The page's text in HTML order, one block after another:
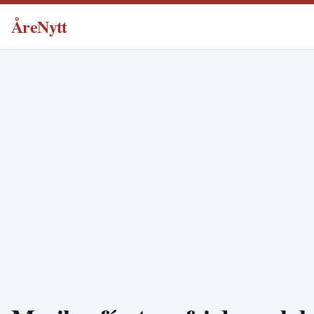
ÅreNytt